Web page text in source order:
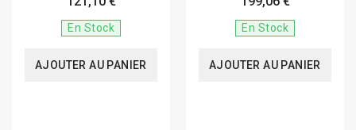
En Stock
AJOUTER AU PANIER
En Stock
AJOUTER AU PANIER